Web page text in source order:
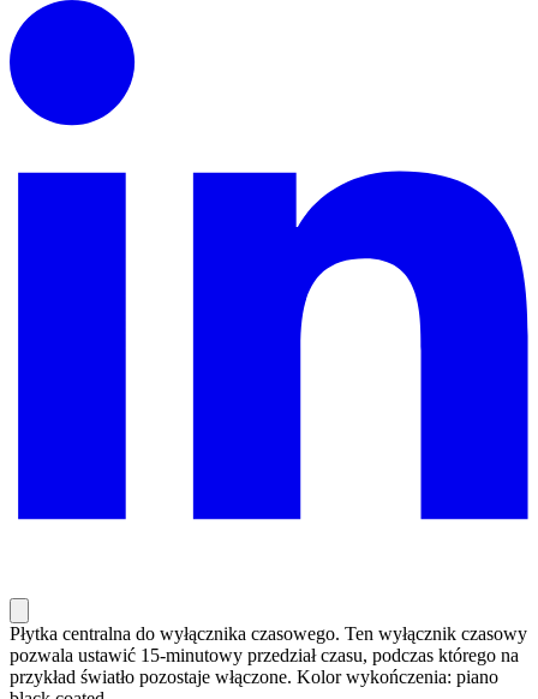
Płytka centralna do wyłącznika czasowego. Ten wyłącznik czasowy
pozwala ustawić 15-minutowy przedział czasu, podczas którego na
przykład światło pozostaje włączone. Kolor wykończenia: piano